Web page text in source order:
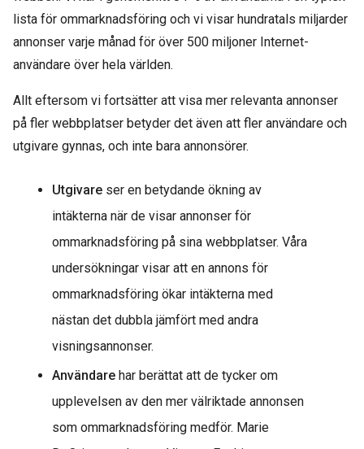
lista för ommarknadsföring och vi visar hundratals miljarder
annonser varje månad för över 500 miljoner Internet-
användare över hela världen.
Allt eftersom vi fortsätter att visa mer relevanta annonser
på fler webbplatser betyder det även att fler användare och
utgivare gynnas, och inte bara annonsörer.
Utgivare ser en betydande ökning av
intäkterna när de visar annonser för
ommarknadsföring på sina webbplatser. Våra
undersökningar visar att en annons för
ommarknadsföring ökar intäkterna med
nästan det dubbla jämfört med andra
visningsannonser.
Användare har berättat att de tycker om
upplevelsen av den mer välriktade annonsen
som ommarknadsföring medför. Marie